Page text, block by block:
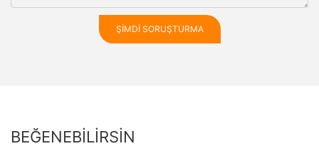
ŞIMDI SORUŞTURMA
BEĞENEBILIRSIN